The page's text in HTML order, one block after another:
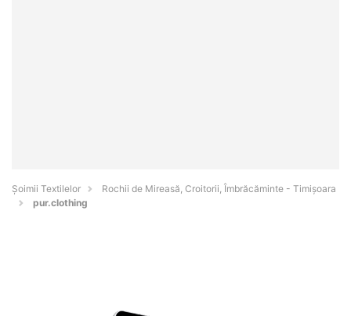
Șoimii Textilelor
Rochii de Mireasă, Croitorii, Îmbrăcăminte - Timişoara
pur.clothing